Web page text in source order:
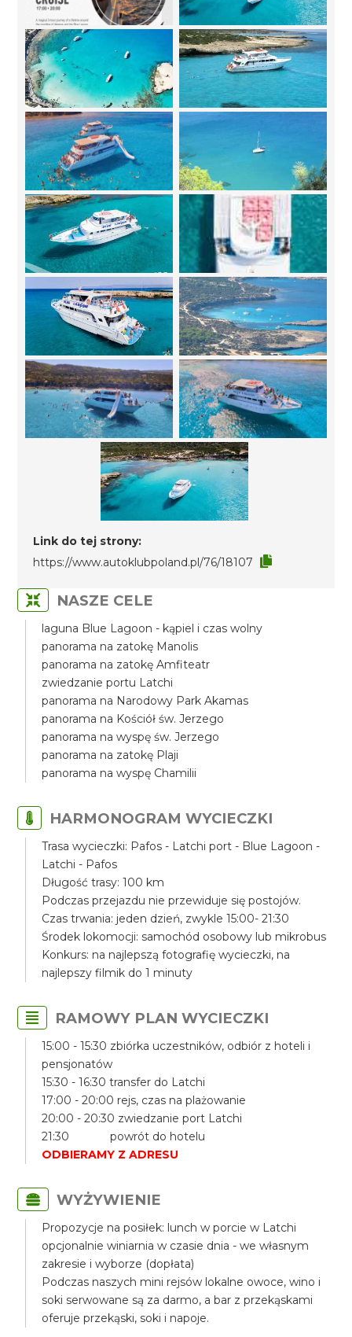
Link do tej strony:
https://www.autoklubpoland.pl/76/18107
NASZE CELE
laguna Blue Lagoon - kąpiel i czas wolny
panorama na zatokę Manolis
panorama na zatokę Amfiteatr
zwiedzanie portu Latchi
panorama na Narodowy Park Akamas
panorama na Kościół św. Jerzego
panorama na wyspę św. Jerzego
panorama na zatokę Plaji
panorama na wyspę Chamilii
HARMONOGRAM WYCIECZKI
Trasa wycieczki: Pafos - Latchi port - Blue Lagoon -
Latchi - Pafos
Długość trasy: 100 km
Podczas przejazdu nie przewiduje się postojów.
Czas trwania: jeden dzień, zwykle 15:00- 21:30
Środek lokomocji: samochód osobowy lub mikrobus
Konkurs: na najlepszą fotografię wycieczki, na
najlepszy filmik do 1 minuty
RAMOWY PLAN WYCIECZKI
15:00 - 15:30 zbiórka uczestników, odbiór z hoteli i
pensjonatów
15:30 - 16:30 transfer do Latchi
17:00 - 20:00 rejs, czas na plażowanie
20:00 - 20:30 zwiedzanie port Latchi
21:30 powrót do hotelu
ODBIERAMY Z ADRESU
WYŻYWIENIE
Propozycje na posiłek: lunch w porcie w Latchi
opcjonalnie winiarnia w czasie dnia - we własnym
zakresie i wyborze (dopłata)
Podczas naszych mini rejsów lokalne owoce, wino i
soki serwowane są za darmo, a bar z przekąskami
oferuje przekąski, soki i napoje.